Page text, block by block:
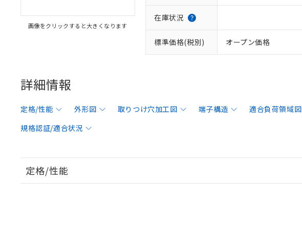
画像をクリックすると大きくなります
在庫状況
標準価格(税別) オープン価格
詳細情報
定格/性能 外形図 取りつけ穴加工図 端子構造 適合負荷領域図
規格認証/適合状況
定格/性能